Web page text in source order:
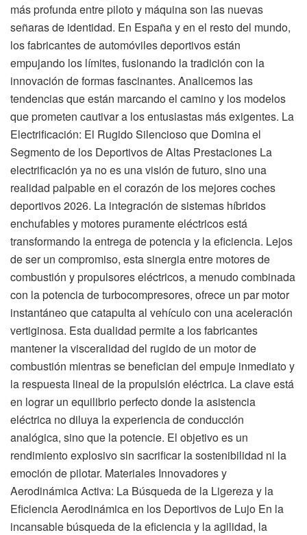
más profunda entre piloto y máquina son las nuevas
señaras de identidad. En España y en el resto del mundo,
los fabricantes de automóviles deportivos están
empujando los límites, fusionando la tradición con la
innovación de formas fascinantes. Analicemos las
tendencias que están marcando el camino y los modelos
que prometen cautivar a los entusiastas más exigentes. La
Electrificación: El Rugido Silencioso que Domina el
Segmento de los Deportivos de Altas Prestaciones La
electrificación ya no es una visión de futuro, sino una
realidad palpable en el corazón de los mejores coches
deportivos 2026. La integración de sistemas híbridos
enchufables y motores puramente eléctricos está
transformando la entrega de potencia y la eficiencia. Lejos
de ser un compromiso, esta sinergia entre motores de
combustión y propulsores eléctricos, a menudo combinada
con la potencia de turbocompresores, ofrece un par motor
instantáneo que catapulta al vehículo con una aceleración
vertiginosa. Esta dualidad permite a los fabricantes
mantener la visceralidad del rugido de un motor de
combustión mientras se benefician del empuje inmediato y
la respuesta lineal de la propulsión eléctrica. La clave está
en lograr un equilibrio perfecto donde la asistencia
eléctrica no diluya la experiencia de conducción
analógica, sino que la potencie. El objetivo es un
rendimiento explosivo sin sacrificar la sostenibilidad ni la
emoción de pilotar. Materiales Innovadores y
Aerodinámica Activa: La Búsqueda de la Ligereza y la
Eficiencia Aerodinámica en los Deportivos de Lujo En la
incansable búsqueda de la eficiencia y la agilidad, la